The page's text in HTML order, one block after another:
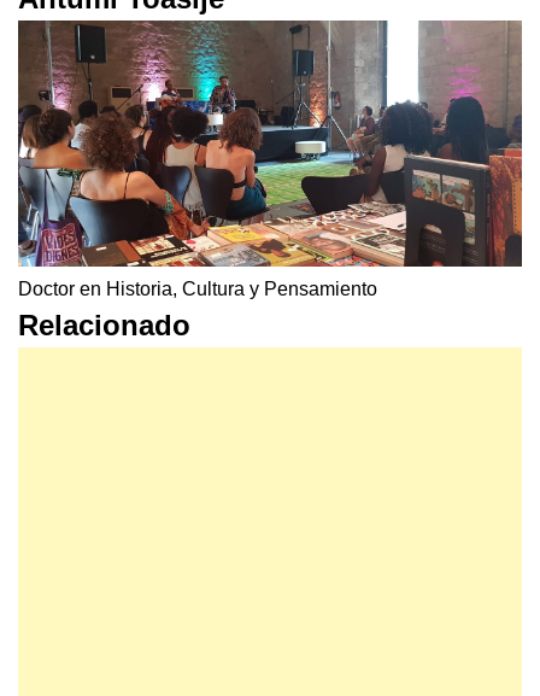
Doctor en Historia, Cultura y Pensamiento
Relacionado